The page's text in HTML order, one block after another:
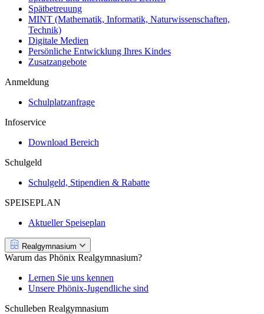
Spätbetreuung
MINT (Mathematik, Informatik, Naturwissenschaften,
Technik)
Digitale Medien
Persönliche Entwicklung Ihres Kindes
Zusatzangebote
Anmeldung
Schulplatzanfrage
Infoservice
Download Bereich
Schulgeld
Schulgeld, Stipendien & Rabatte
SPEISEPLAN
Aktueller Speiseplan
Realgymnasium
Warum das Phönix Realgymnasium?
Lernen Sie uns kennen
Unsere Phönix-Jugendliche sind
Schulleben Realgymnasium